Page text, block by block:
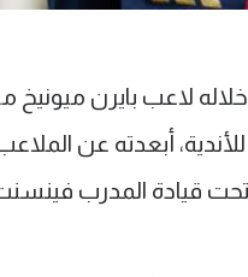
لاعب بايرن ميونيخ
تحت قيادة المدرب